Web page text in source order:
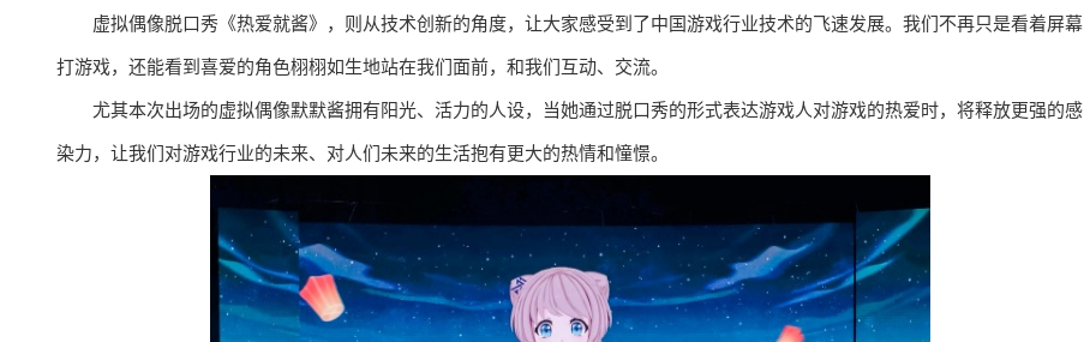
虚拟偶像脱口秀《热爱就酱》，则从技术创新的角度，让大家感受到了中国游戏行业技术的飞速发展。我们不再只是看着屏幕
打游戏，还能看到喜爱的角色栩栩如生地站在我们面前，和我们互动、交流。
尤其本次出场的虚拟偶像默默酱拥有阳光、活力的人设，当她通过脱口秀的形式表达游戏人对游戏的热爱时，将释放更强的感
染力，让我们对游戏行业的未来、对人们未来的生活抱有更大的热情和憧憬。